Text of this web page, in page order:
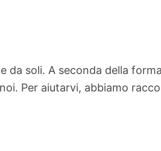
da soli. A seconda della
Per aiutarvi, abbiamo